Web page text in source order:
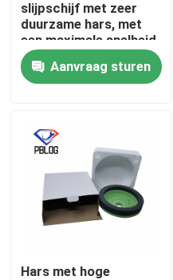
Over ons
Fabrieksreis
slijpschijf met zeer
duurzame hars, met
een maximale snelheid
van minder dan 2800
RPM, geoptimaliseerd
voor stabiliteit en
Aanvraag sturen
Hars met hoge